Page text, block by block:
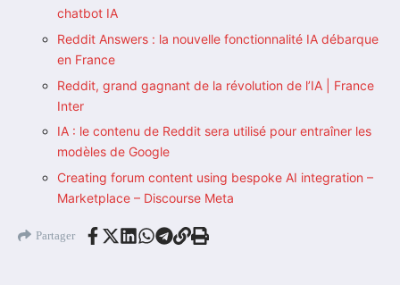
chatbot IA
Reddit Answers : la nouvelle fonctionnalité IA débarque
en France
Reddit, grand gagnant de la révolution de l’IA | France
Inter
IA : le contenu de Reddit sera utilisé pour entraîner les
modèles de Google
Creating forum content using bespoke AI integration –
Marketplace – Discourse Meta
Partager